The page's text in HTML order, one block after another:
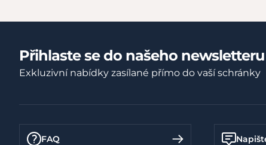
Přihlaste se do našeho newsletteru
Exkluzivní nabídky zasílané přímo do vaší schránky
FAQ